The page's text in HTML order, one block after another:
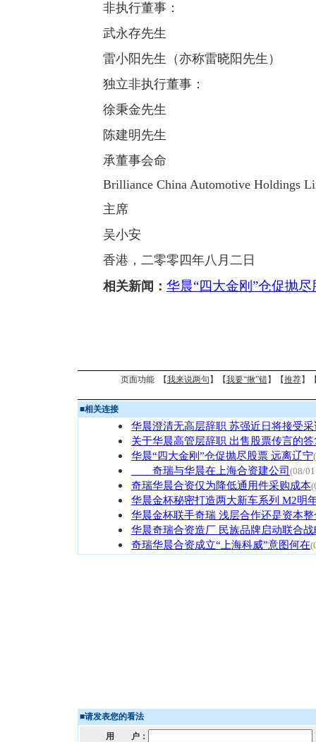
非执行董事：
武永存先生
雷小阳先生（亦称雷晓阳先生）
独立非执行董事：
徐秉金先生
陈建明先生
承董事会命
Brilliance China Automotive Holdings
主席
吴小安
香港，二零零四年八月二日
相关新闻： 华晨“四大金刚”仓促抛
页面功能 【我来说两句 】【我要“揪”错】【推荐】
■相关连接
华晨澄清无高层辞职 苏强近日将接受采
关于华晨高管层辞职 出售股票传言的答
华晨“四大金刚”仓促抛尽股票 远离辽宁
奇瑞与华晨在上海合资建公司(08/
奇瑞华晨合资仅为降低通用件采购成本
华晨金杯秘密打造两大新车系列 M2明
华晨金杯联手奇瑞 浅层合作还是资本整
华晨奇瑞合资造厂 民族品牌启动联合战
奇瑞华晨合资成立“上海科威”意图何在
■请发表您的看法
用 户：